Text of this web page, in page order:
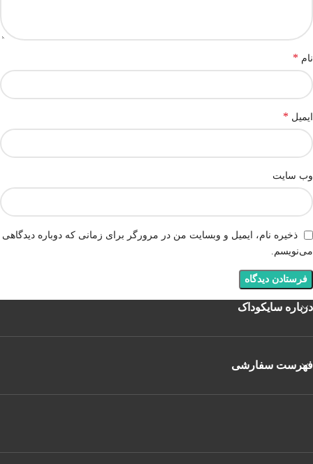
نام *
ایمیل *
وب‌ سایت
ذخیره نام، ایمیل و وبسایت من در مرورگر برای زمانی که دوباره دیدگاهی
می‌نویسم.
درباره سایکوداک
فهرست سفارشی